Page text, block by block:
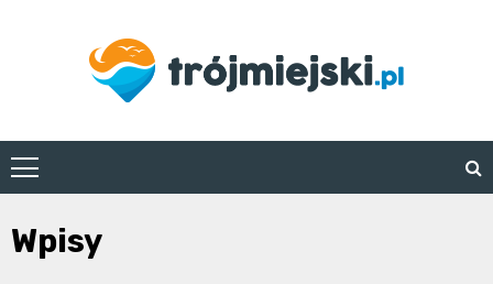
trojmiejski.pl
Wpisy